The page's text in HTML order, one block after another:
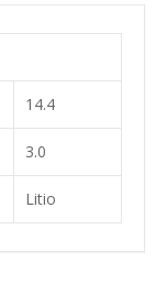
14.4
3.0
Litio